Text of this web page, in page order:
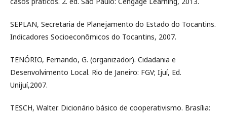
SEPLAN, Secretaria de Planejamento do Estado do Tocantins.
Indicadores Socioeconômicos do Tocantins, 2007.
TENÓRIO, Fernando, G. (organizador). Cidadania e
Desenvolvimento Local. Rio de Janeiro: FGV; Ijuí, Ed.
Unijuí,2007.
TESCH, Walter. Dicionário básico de cooperativismo. Brasília: